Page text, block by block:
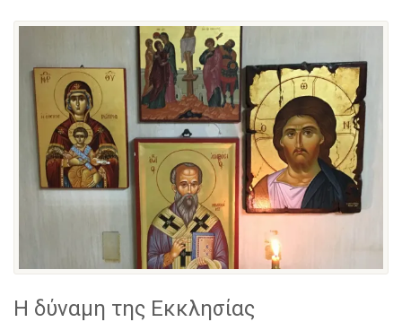
Η δύναμη της Εκκλησίας